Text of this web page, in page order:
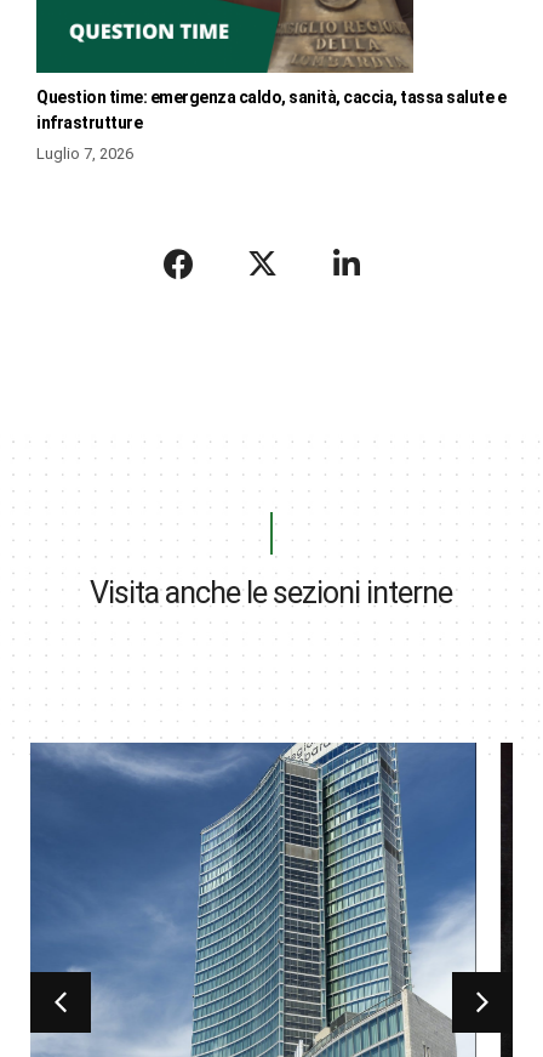
Question time: emergenza caldo, sanità, caccia, tassa salute e
infrastrutture
Luglio 7, 2026
Visita anche le sezioni interne